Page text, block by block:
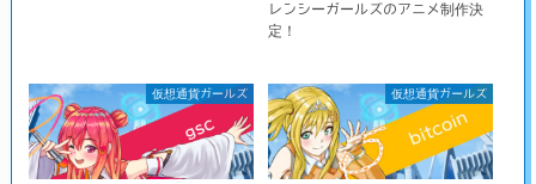
レンシーガールズのアニメ制作決
定！
仮想通貨ガールズ 仮想通貨ガールズ